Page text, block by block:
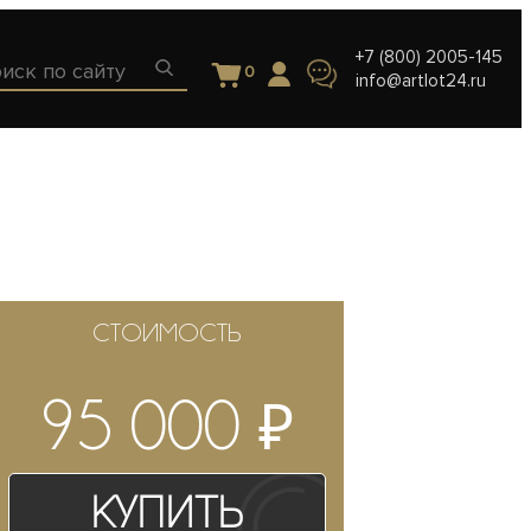
0
+7 (800) 2005-145
info@artlot24.ru
СТОИМОСТЬ
95 000₽
Купить